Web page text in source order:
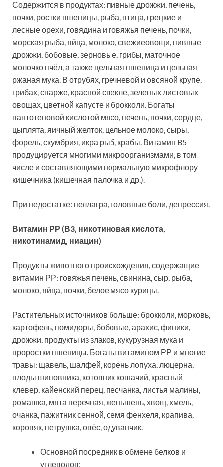
Содержится в продуктах: пивные дрожжи, печень,
почки, ростки пшеницы, рыба, птица, грецкие и
лесные орехи, говядина и говяжья печень, почки,
морская рыба, яйца, молоко, свежиеовощи, пивные
дрожжи, бобовые, зерновые, грибы, маточное
молочко пчёл, а также цельная пшеница и цельная
ржаная мука. В отрубях, гречневой и овсяной крупе,
грибах, спарже, красной свекле, зеленых листовых
овощах, цветной капусте и брокколи. Богаты
пантотеновой кислотой мясо, печень, почки, сердце,
цыплята, яичный желток, цельное молоко, сыры,
форель, скумбрия, икра рыб, крабы. Витамин B5
продуцируется многими микроорганизмами, в том
числе и составляющими нормальную микрофлору
кишечника (кишечная палочка и др.).
При недостатке: пеллагра, головные боли, депрессия.
Витамин РР (В3, никотиновая кислота,
никотинамид, ниацин)
Продукты животного происхождения, содержащие
витамин РР: говяжья печень, свинина, сыр, рыба,
молоко, яйца, почки, белое мясо курицы.
Растительных источников больше: брокколи, морковь,
картофель, помидоры, бобовые, арахис, финики,
дрожжи, продукты из злаков, кукурузная мука и
проростки пшеницы. Богаты витамином РР и многие
травы: щавель, шалфей, корень лопуха, люцерна,
плоды шиповника, котовник кошачий, красный
клевер, кайенский перец, песчанка, листья малины,
ромашка, мята перечная, женьшень, хвощ, хмель,
очанка, пажитник сенной, семя фенхеля, крапива,
коровяк, петрушка, овёс, одуванчик.
Основной посредник в обмене белков и
углеводов;